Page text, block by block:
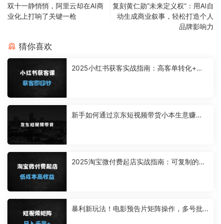
双十一静悄悄，阿里云却在AI商
业化上打响了关键一枪
复刻黄仁勋“未来定义权”：用AI自
动生成商业叙事，轻松打造个人
品牌影响力
猜你喜欢
2025小红书获客实战指南：高客单转化+矩
新手如何通过京东短视频带货小本生意赚
2025淘宝微付费起店实战指南：可复制的爆
暴利新玩法！电影预告片矩阵操作，多号批